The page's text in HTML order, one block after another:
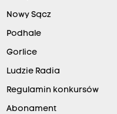
Nowy Sącz
Podhale
Gorlice
Ludzie Radia
Regulamin konkursów
Abonament